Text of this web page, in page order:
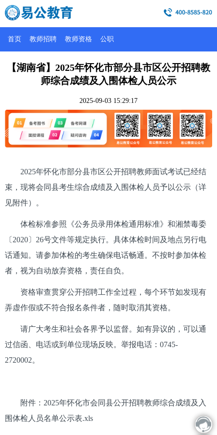
首页 教师招聘 教师资格 公职
【湖南省】2025年怀化市部分县市区公开招聘教
师综合成绩及入围体检人员公示
2025-09-03 15:29:17
2025年怀化市部分县市区公开招聘教师面试考试已经结
束，现将会同县考生综合成绩及入围体检人员予以公示（详
见附件）。
体检标准参照《公务员录用体检通用标准》和湘禁毒委
〔2020〕26号文件等规定执行。具体体检时间及地点另行电
话通知。请参加体检的考生确保电话畅通。不按时参加体检
者，视为自动放弃资格，责任自负。
资格审查贯穿公开招聘工作全过程，每个环节如发现有
弄虚作假或不符合报名条件者，随时取消其资格。
请广大考生和社会各界予以监督。如有异议的，可以通
过信函、电话或到单位现场反映。举报电话：0745-
2720002。
附件：2025年怀化市会同县公开招聘教师综合成绩及入
围体检人员名单公示表.xls